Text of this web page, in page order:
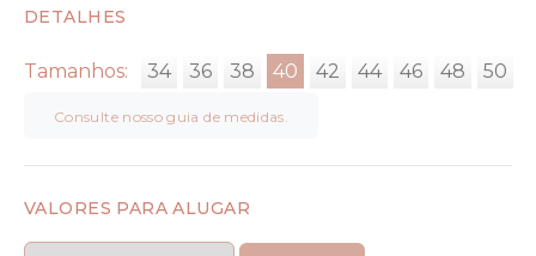
DETALHES
Tamanhos: 34 36 38 40 42 44 46 48 50
Consulte nosso guia de medidas.
VALORES PARA ALUGAR